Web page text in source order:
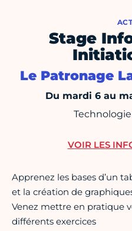
Stage
Le Patronage
Du mardi 6 au
Apprenez les bases d’un
et la création de
Venez mettre en pratique
différents exercices
VOIR LES